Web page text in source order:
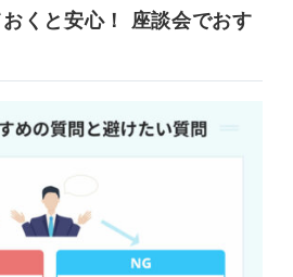
くと安心！ 座談会でおす